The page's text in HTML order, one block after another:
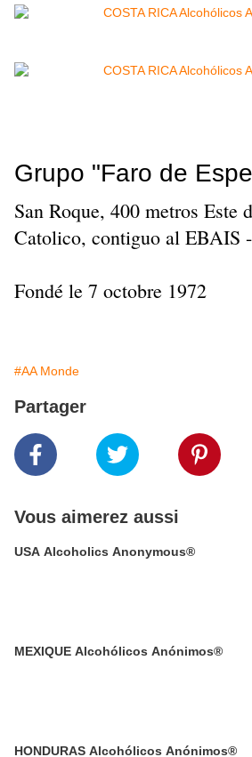
Grupo "Faro de
San Roque, 400 metros Este
Catolico, contiguo al EBAIS
Fondé le 7 octobre 1972
#AA Monde
Partager
Vous aimerez aussi
USA Alcoholics Anonymous®
MEXIQUE Alcohólicos Anónimos®
HONDURAS Alcohólicos Anónimos®